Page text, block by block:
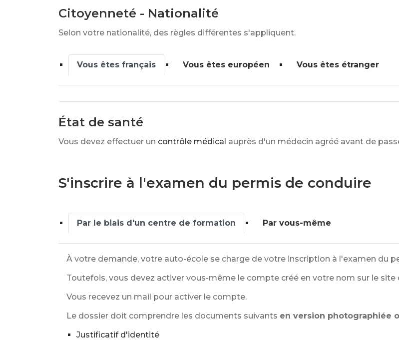
Citoyenneté - Nationalité
Selon votre nationalité, des règles différentes s'appliquent.
Vous êtes français Vous êtes européen Vous êtes étranger
État de santé
Vous devez effectuer un contrôle médical auprès d'un médecin agréé avant de
S'inscrire à l'examen du permis de conduire
Par le biais d'un centre de formation Par vous-même
À votre demande, votre auto-école se charge de votre inscription à l'examen du
Toutefois, vous devez activer vous-même le compte créé en votre nom sur le site
Vous recevez un mail pour activer le compte.
Le dossier doit comprendre les documents suivants en version photographiée
Justificatif d'identité